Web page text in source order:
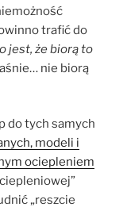
trafić do
jest, że biorą to
nie biorą
do tych samych
modeli i
ociepleniem
„reszcie